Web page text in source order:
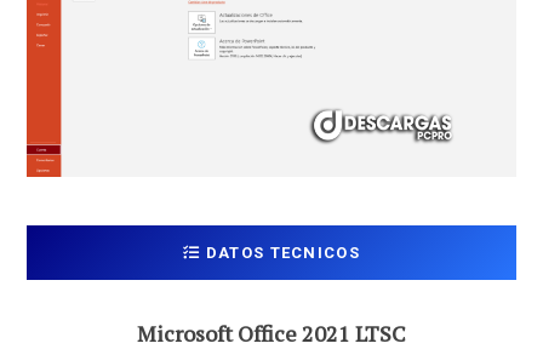
DATOS TECNICOS
Microsoft Office 2021 LTSC